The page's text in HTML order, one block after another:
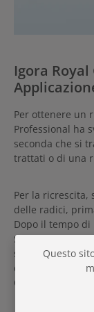
Igora
Per ottenere un
Professional ha
seconda che si
trattati o di una
Per la ricrescita,
delle radici,
Dopo il tempo
sigillare la fibra
duraturo. A tal
Questa è ideale
Questo